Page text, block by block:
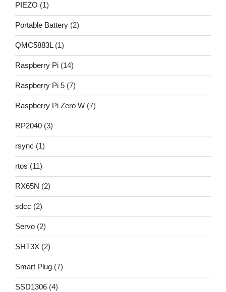
PIEZO (1)
Portable Battery (2)
QMC5883L(1)
Raspberry Pi (14)
Raspberry Pi 5 (7)
Raspberry Pi Zero W (7)
RP2040 (3)
rsync (1)
rtos (11)
RX65N (2)
sdcc (2)
Servo (2)
SHT3X (2)
Smart Plug (7)
SSD1306 (4)